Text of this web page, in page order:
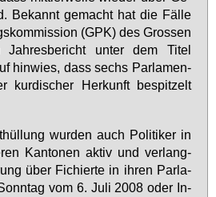
Be­kannt ge­macht hat die Fäl­le
(GPK) des Gros­sen
un­ter dem Ti­tel
hin­wies, dass sechs Par­la­men­
kur­di­scher Her­kunft be­spit­zelt
wur­den auch Po­li­ti­ker in
Kan­to­nen ak­tiv und ver­lang­
über Fi­chier­te in ih­ren Par­la­
vom 6. Ju­li 2008 oder In­